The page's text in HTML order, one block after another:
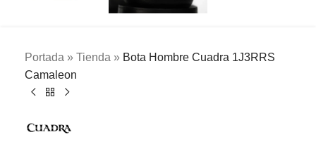
Portada » Tienda » Bota Hombre Cuadra 1J3RRS
Camaleon